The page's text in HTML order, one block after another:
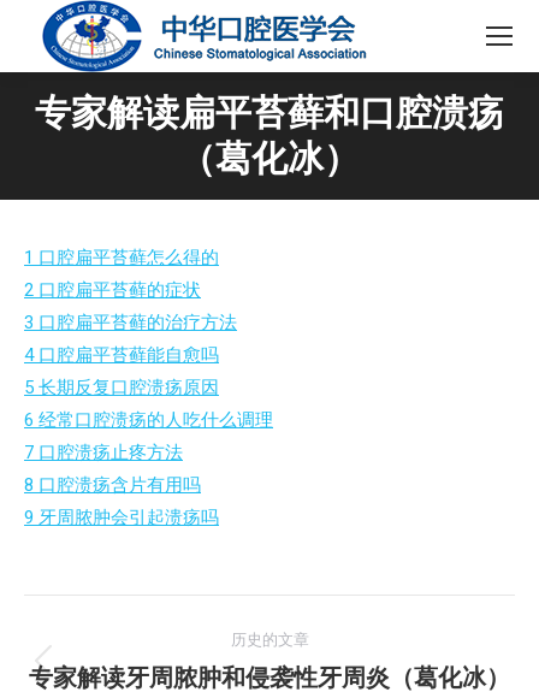
专家解读扁平苔藓和口腔溃疡
（葛化冰）
1 口腔扁平苔藓怎么得的
2 口腔扁平苔藓的症状
3 口腔扁平苔藓的治疗方法
4 口腔扁平苔藓能自愈吗
5 长期反复口腔溃疡原因
6 经常口腔溃疡的人吃什么调理
7 口腔溃疡止疼方法
8 口腔溃疡含片有用吗
9 牙周脓肿会引起溃疡吗
章
历史的文章
历
专家解读牙周脓肿和侵袭性牙周炎（葛化冰）